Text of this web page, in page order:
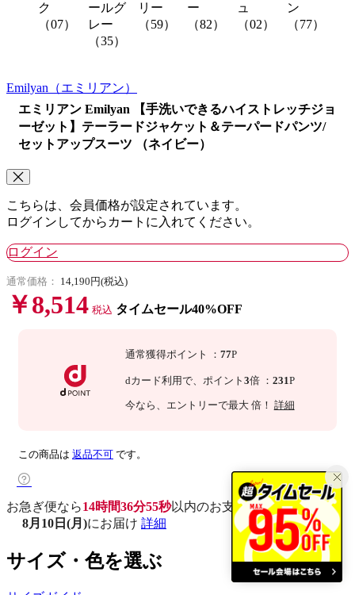
ク
（07）
ールグ
レー
（35）
リー
（59）
ー
（82）
ュ
（02）
ン
（77）
Emilyan （エミリアン）
エミリアン Emilyan 【手洗いできるハイストレッチジョ
ーゼット】テーラードジャケット＆テーパードパンツ/
セットアップスーツ （ネイビー）
こちらは、会員価格が設定されています。
ログインしてからカートに入れてください。
ログイン
通常価格： 14,190円(税込)
￥8,514 税込 タイムセール40%OFF
通常獲得ポイント ： 77P
dカード利用で、 ポイント 3倍 ： 231P
今なら 、エントリーで最大 倍！ 詳細
この商品は 返品不可 です。
お急ぎ便なら14時間36分54秒以内のお支払いで
8月10日(月)にお届け 詳細
サイズ・色を選ぶ